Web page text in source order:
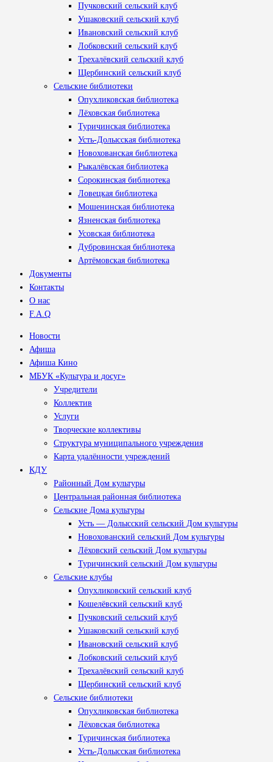
Пучковский сельский клуб
Ушаковский сельский клуб
Ивановский сельский клуб
Лобковский сельский клуб
Трехалёвский сельский клуб
Щербинский сельский клуб
Сельские библиотеки
Опухликовская библиотека
Лёховская библиотека
Туричинская библиотека
Усть-Долысская библиотека
Новохованская библиотека
Рыкалёвская библиотека
Сорокинская библиотека
Ловецкая библиотека
Мошенинская библиотека
Язненская библиотека
Усовская библиотека
Дубровинская библиотека
Артёмовская библиотека
Документы
Контакты
О нас
F.A.Q
Новости
Афиша
Афиша Кино
МБУК «Культура и досуг»
Учредители
Коллектив
Услуги
Творческие коллективы
Структура муниципального учреждения
Карта удалённости учреждений
КДУ
Районный Дом культуры
Центральная районная библиотека
Сельские Дома культуры
Усть — Долысский сельский Дом культуры
Новохованский сельский Дом культуры
Лёховский сельский Дом культуры
Туричинский сельский Дом культуры
Сельские клубы
Опухликовский сельский клуб
Кошелёвский сельский клуб
Пучковский сельский клуб
Ушаковский сельский клуб
Ивановский сельский клуб
Лобковский сельский клуб
Трехалёвский сельский клуб
Щербинский сельский клуб
Сельские библиотеки
Опухликовская библиотека
Лёховская библиотека
Туричинская библиотека
Усть-Долысская библиотека